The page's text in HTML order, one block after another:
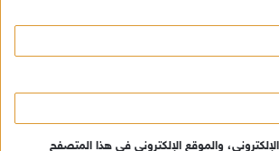
والموقع الإلكتروني في هذا المتصفح